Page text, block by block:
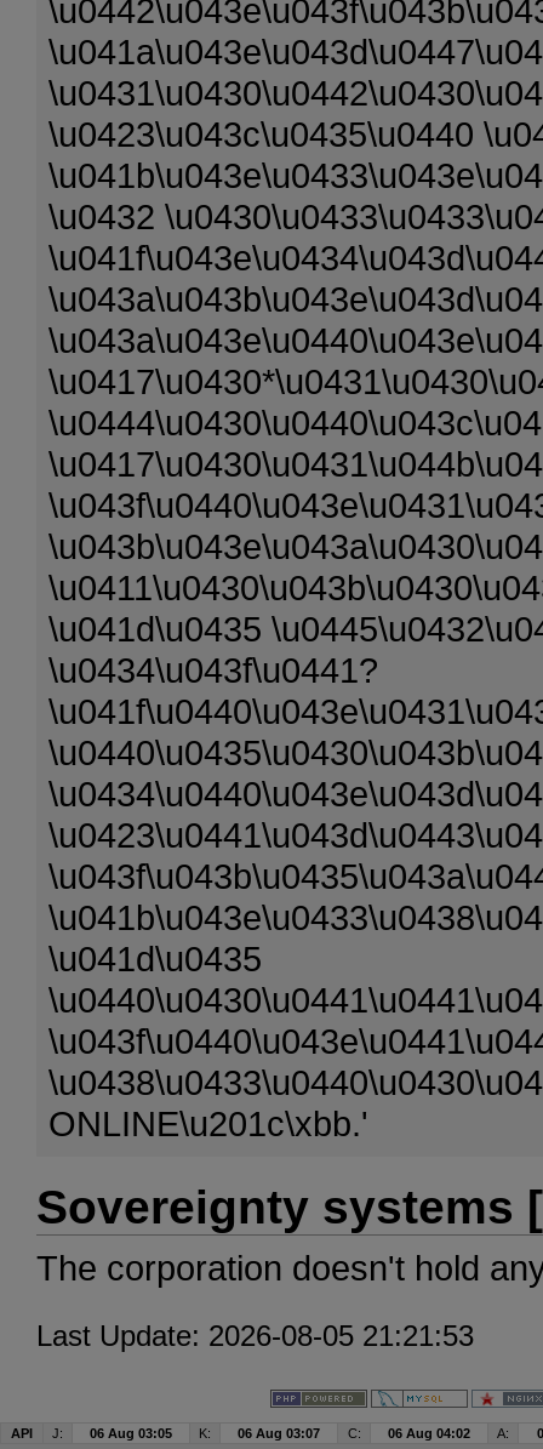
\u0423\u043c\u0435\u0440
\u0432
\u041d\u0435
\u0434\u043f\u0441?
\u041d\u0435
ONLINE\u201c\xbb.'
Sovereignty systems
The corporation doesn't hold
Last Update: 2026-08-05 21:21:53
API J: 06 Aug 03:05 K: 06 Aug 03:07 C: 06 Aug 04:02 A: